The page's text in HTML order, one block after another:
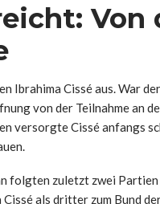
Von
Ibrahima Cissé aus. War
von der Teilnahme an
versorgte Cissé anfangs
folgten zuletzt zwei
als dritter zum Bund